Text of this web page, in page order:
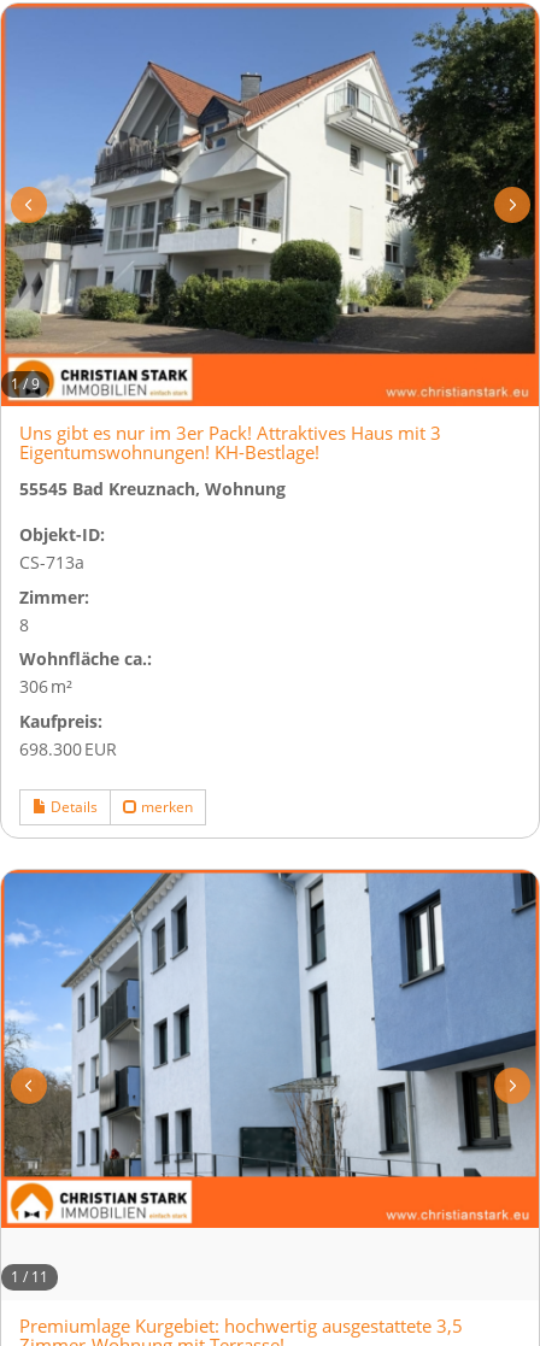
1/9
Uns gibt es nur im 3er Pack! Attraktives Haus mit 3
Eigentumswohnungen! KH-Bestlage!
55545 Bad Kreuznach, Wohnung
Objekt-ID:
CS-713a
Zimmer:
8
Wohnfläche ca.:
306 m²
Kaufpreis:
698.300 EUR
Details merken
1 / 11
Premiumlage Kurgebiet: hochwertig ausgestattete 3,5